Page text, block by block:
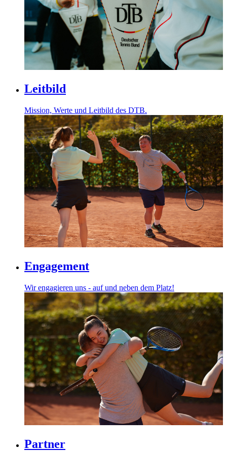
Leitbild
Mission, Werte und Leitbild des DTB.
Engagement
Wir engagieren uns - auf und neben dem Platz!
Partner